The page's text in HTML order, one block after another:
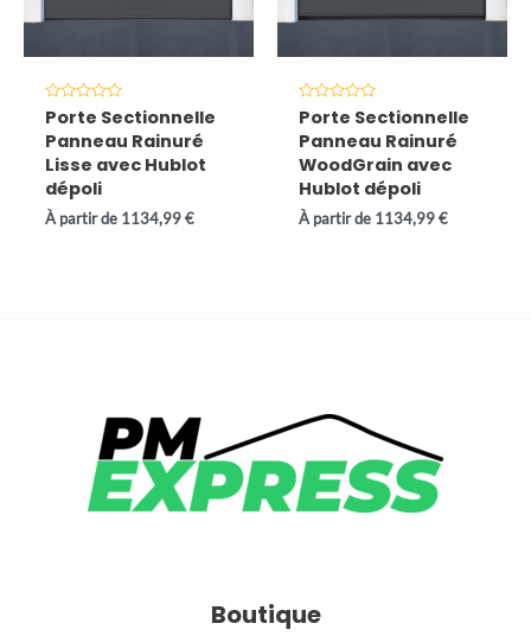
Note
0
sur
Porte Sectionnelle
Panneau Rainuré
Lisse avec Hublot
dépoli
À partir de 1134,99€
Note
0
sur
Porte Sectionnelle
Panneau Rainuré
WoodGrain avec
Hublot dépoli
À partir de 1134,99€
Boutique